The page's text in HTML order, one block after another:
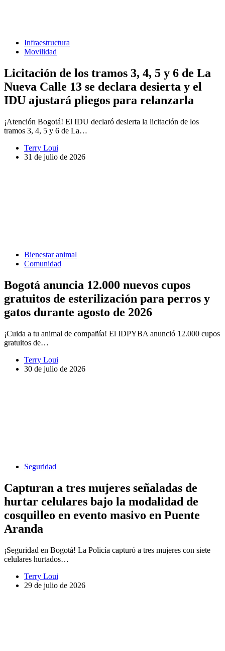
Infraestructura
Movilidad
Licitación de los tramos 3, 4, 5 y 6 de La
Nueva Calle 13 se declara desierta y el
IDU ajustará pliegos para relanzarla
¡Atención Bogotá! El IDU declaró desierta la licitación de los
tramos 3, 4, 5 y 6 de La…
Terry Loui
31 de julio de 2026
Bienestar animal
Comunidad
Bogotá anuncia 12.000 nuevos cupos
gratuitos de esterilización para perros y
gatos durante agosto de 2026
¡Cuida a tu animal de compañía! El IDPYBA anunció 12.000 cupos
gratuitos de…
Terry Loui
30 de julio de 2026
Seguridad
Capturan a tres mujeres señaladas de
hurtar celulares bajo la modalidad de
cosquilleo en evento masivo en Puente
Aranda
¡Seguridad en Bogotá! La Policía capturó a tres mujeres con siete
celulares hurtados…
Terry Loui
29 de julio de 2026